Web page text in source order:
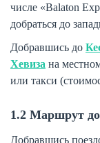
числе «Balaton
добраться до
Добравшись до
Хевиза на
или такси
1.2 Маршрут до
Добравшись